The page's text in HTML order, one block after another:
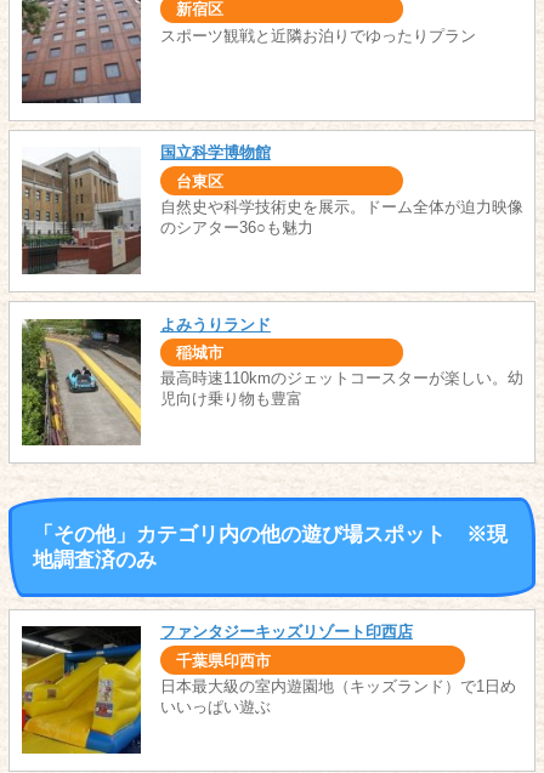
新宿区
スポーツ観戦と近隣お泊りでゆったりプラン
国立科学博物館
台東区
自然史や科学技術史を展示。ドーム全体が迫力映像
のシアター36○も魅力
よみうりランド
稲城市
最高時速110kmのジェットコースターが楽しい。幼
児向け乗り物も豊富
「その他」カテゴリ内の他の遊び場スポット ※現
地調査済のみ
ファンタジーキッズリゾート印西店
千葉県印西市
日本最大級の室内遊園地（キッズランド）で1日め
いいっぱい遊ぶ